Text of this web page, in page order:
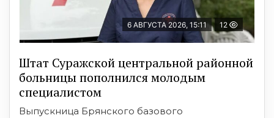
6 АВГУСТА 2026, 15:11 12
Штат Суражской центральной районной
больницы пополнился молодым
специалистом
Выпускница Брянского базового